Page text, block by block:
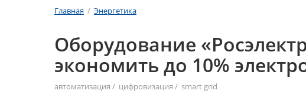
Главная / Энергетика
Оборудование
экономить до 10%
автоматизация / цифровизация / smart grid